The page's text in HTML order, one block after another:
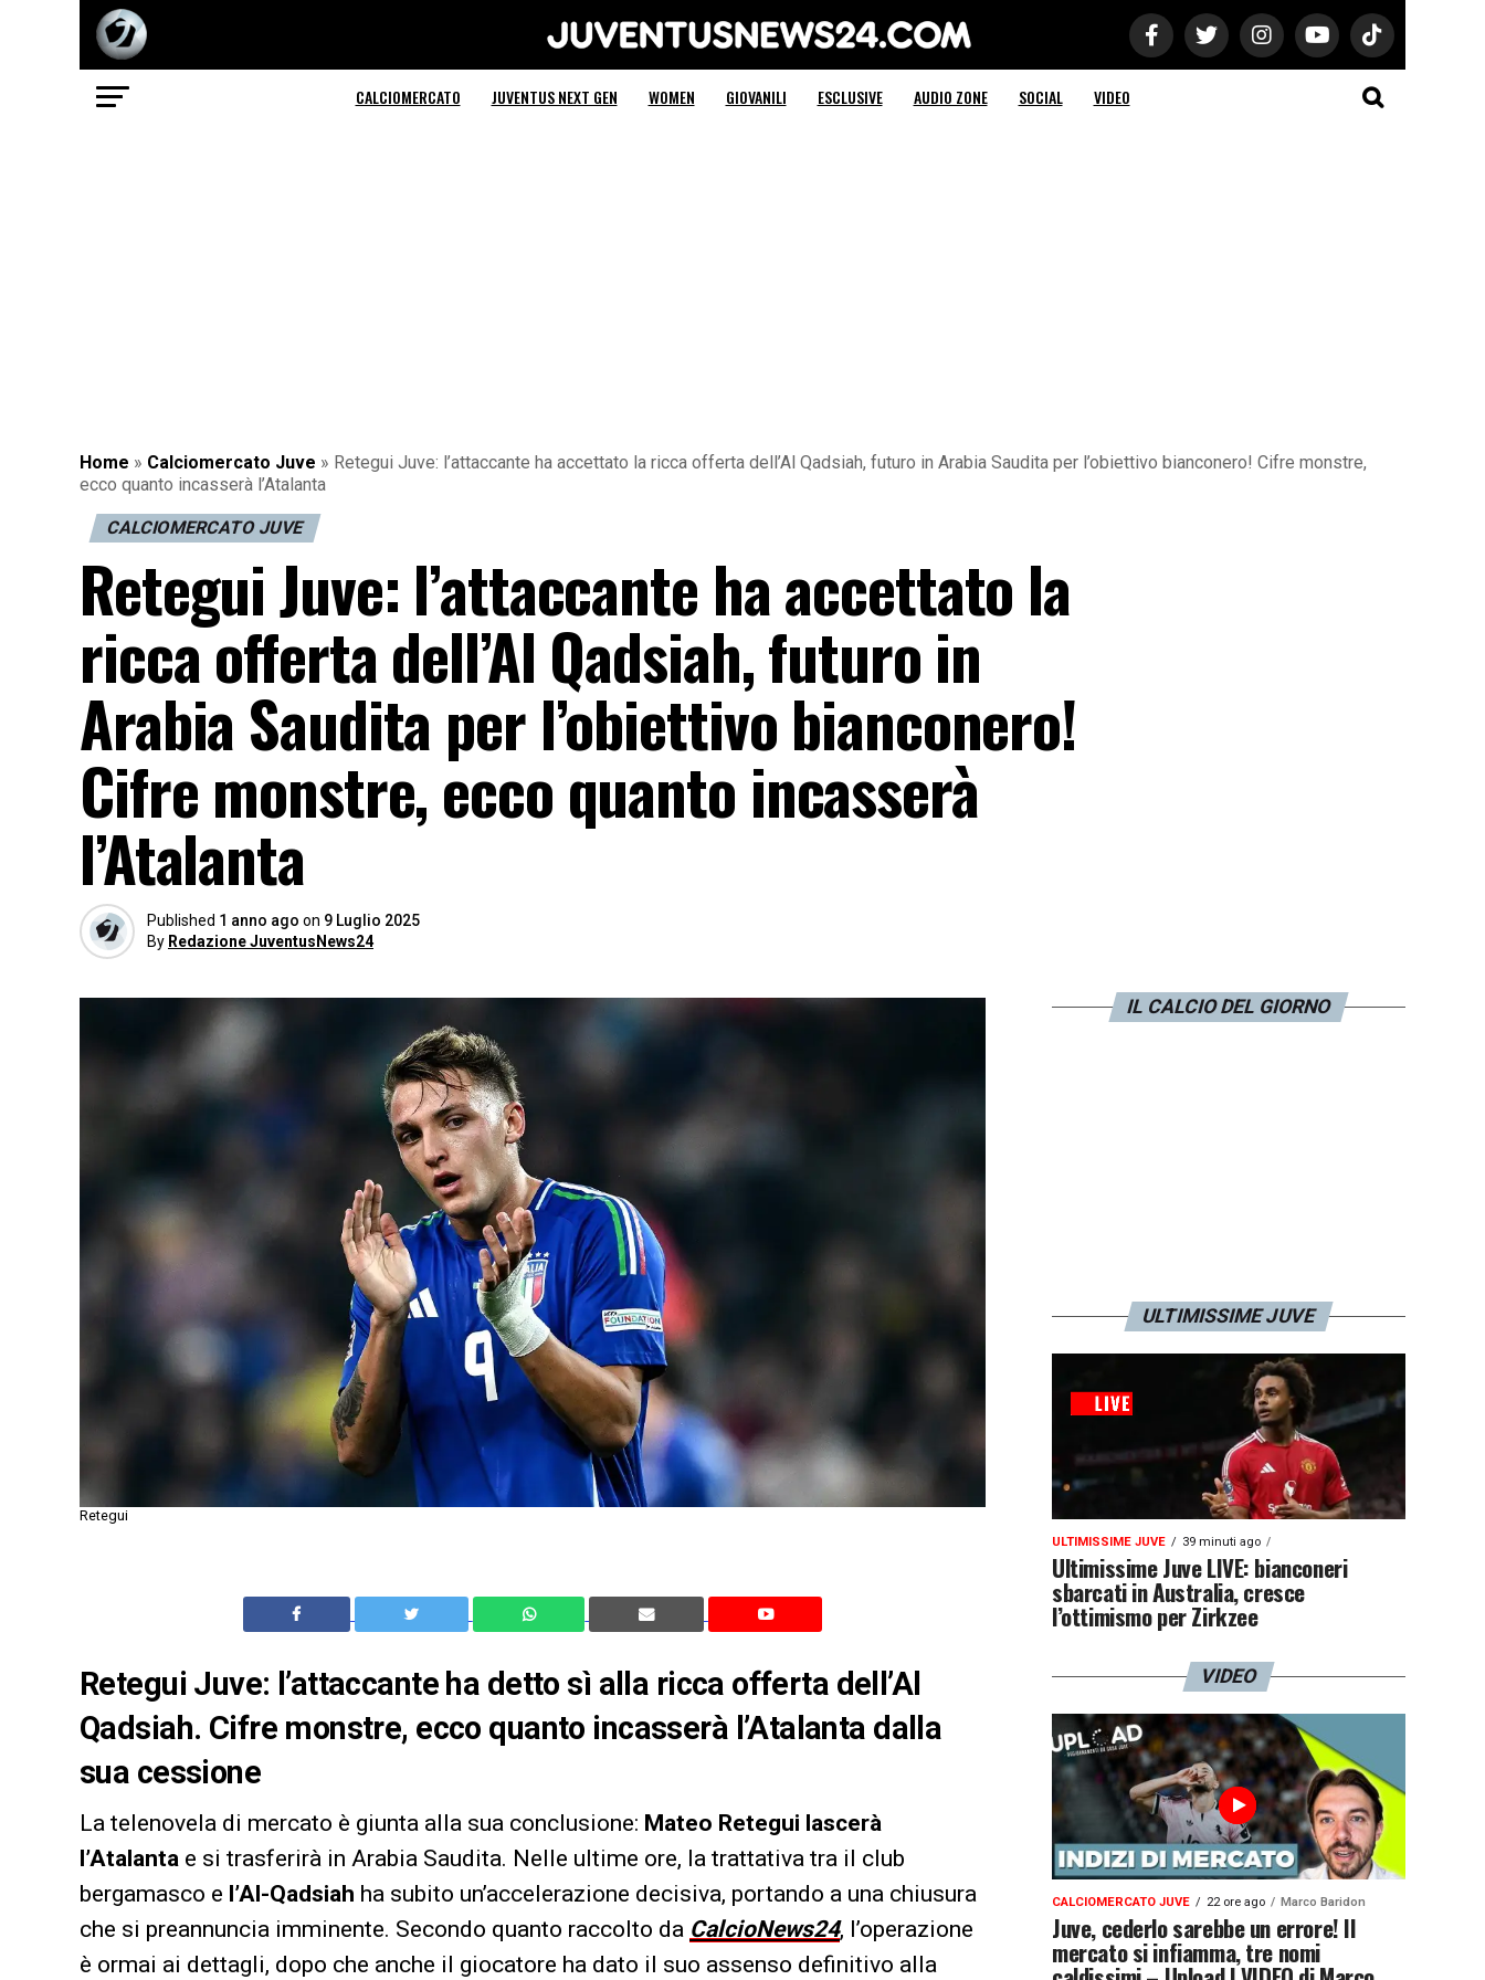
Juventus News 24
CALCIOMERCATO JUVENTUS NEXT GEN WOMEN GIOVANILI ESCLUSIVE AUDIO ZONE SOCIAL VIDEO
Home » Calciomercato Juve » Retegui Juve: l’attaccante ha accettato la ricca offerta dell’Al Qadsiah, futuro in Arabia Saudita per l’obiettivo bianconero! Cifre monstre,
ecco quanto incasserà l’Atalanta
CALCIOMERCATO JUVE
Retegui Juve: l’attaccante ha accettato la
ricca offerta dell’Al Qadsiah, futuro in
Arabia Saudita per l’obiettivo bianconero!
Cifre monstre, ecco quanto incasserà
l’Atalanta
Published 1 anno ago on 9 Luglio 2025
By Redazione JuventusNews24
Retegui
Retegui Juve: l’attaccante ha detto sì alla ricca offerta dell’Al
Qadsiah. Cifre monstre, ecco quanto incasserà l’Atalanta dalla
sua cessione
La telenovela di mercato è giunta alla sua conclusione: Mateo Retegui lascerà
l’Atalanta e si trasferirà in Arabia Saudita. Nelle ultime ore, la trattativa tra il club
bergamasco e l’Al-Qadsiah ha subito un’accelerazione decisiva, portando a una chiusura
che si preannuncia imminente. Secondo quanto raccolto da CalcioNews24, l’operazione
è ormai ai dettagli, dopo che anche il giocatore ha dato il suo assenso definitivo alla
IL CALCIO DEL GIORNO
ULTIMISSIME JUVE
ULTIMISSIME JUVE 39 minuti ago
Ultimissime Juve LIVE: bianconeri
sbarcati in Australia, cresce
l’ottimismo per Zirkzee
VIDEO
CALCIOMERCATO JUVE 22 ore ago Marco Baridon
Juve, cederlo sarebbe un errore! Il
mercato si infiamma, tre nomi